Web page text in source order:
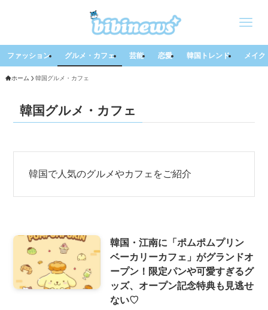
ファッション グルメ・カフェ 芸能 恋愛 韓国トレンド メイク
ホーム 韓国グルメ・カフェ
韓国グルメ・カフェ
韓国で人気のグルメやカフェをご紹介
韓国・江南に「ポムポムプリン
ベーカリーカフェ」がグランドオ
ープン！限定パンや可愛すぎるグ
ッズ、オープン記念特典も見逃せ
ない♡